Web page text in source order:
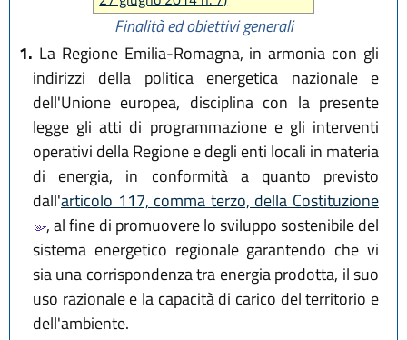
Finalità ed obiettivi generali
1. La Regione Emilia-Romagna, in armonia con gli
indirizzi della politica energetica nazionale e
dell'Unione europea, disciplina con la presente
legge gli atti di programmazione e gli interventi
operativi della Regione e degli enti locali in materia
di energia, in conformità a quanto previsto
dall'articolo 117, comma terzo, della Costituzione
, al fine di promuovere lo sviluppo sostenibile del
sistema energetico regionale garantendo che vi
sia una corrispondenza tra energia prodotta, il suo
uso razionale e la capacità di carico del territorio e
dell'ambiente.